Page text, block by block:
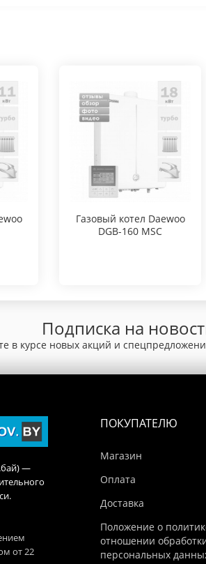
Газовый котел Daewoo
DGB-160 MSC
Подписка на
в курсе новых акций и
—
от 22
ПОКУПАТЕЛЮ
Магазин
Оплата
Доставка
Положение о
отношении
персональных